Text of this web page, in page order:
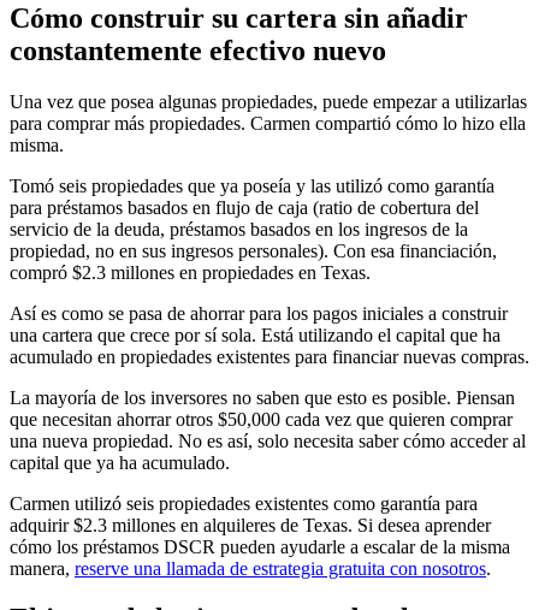
Cómo construir su cartera sin añadir
constantemente efectivo nuevo
Una vez que posea algunas propiedades, puede empezar a utilizarlas
para comprar más propiedades. Carmen compartió cómo lo hizo ella
misma.
Tomó seis propiedades que ya poseía y las utilizó como garantía
para préstamos basados en flujo de caja (ratio de cobertura del
servicio de la deuda, préstamos basados en los ingresos de la
propiedad, no en sus ingresos personales). Con esa financiación,
compró $2.3 millones en propiedades en Texas.
Así es como se pasa de ahorrar para los pagos iniciales a construir
una cartera que crece por sí sola. Está utilizando el capital que ha
acumulado en propiedades existentes para financiar nuevas compras.
La mayoría de los inversores no saben que esto es posible. Piensan
que necesitan ahorrar otros $50,000 cada vez que quieren comprar
una nueva propiedad. No es así, solo necesita saber cómo acceder al
capital que ya ha acumulado.
Carmen utilizó seis propiedades existentes como garantía para
adquirir $2.3 millones en alquileres de Texas. Si desea aprender
cómo los préstamos DSCR pueden ayudarle a escalar de la misma
manera, reserve una llamada de estrategia gratuita con nosotros.